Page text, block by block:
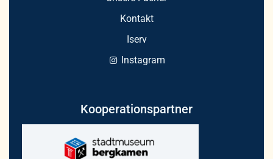
Kooperationspartner
Kontakt
Iserv
Instagram